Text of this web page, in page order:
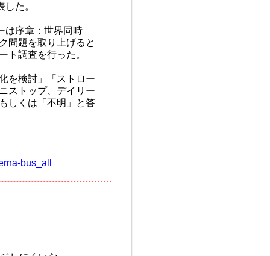
た。
は序章：世界同時
問題を取り上げると
ト調査を行った。
を検討」「ストロー
ストップ、デイリー
しくは「不明」と答
bus_all